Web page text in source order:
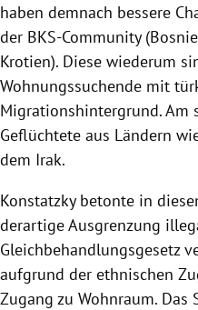
haben demnach bessere
der BKS-Community
Krotien). Diese wiederum
Wohnungssuchende mit
Migrationshintergrund. Am
Geflüchtete aus Ländern
dem Irak.
Konstatzky betonte in
derartige Ausgrenzung
Gleichbehandlungsgesetz
aufgrund der ethnischen
Zugang zu Wohnraum.